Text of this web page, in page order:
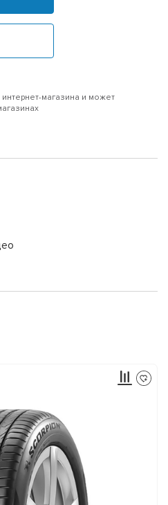
магазина и может